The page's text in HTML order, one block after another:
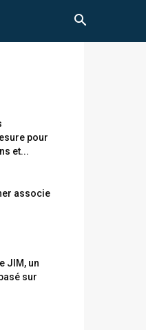
pour
et...
associe
JIM, un
sur